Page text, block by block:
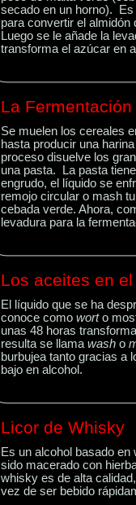
secado en un horno).
para convertir el
Luego se le añade la
transforma el azúcar en
La
Se muelen los cereales
hasta producir una
proceso disuelve los
una pasta. La pasta
engrudo, el líquido se
remojo circular o mash
cebada verde. Ahora,
levadura para la
Los aceites en
El líquido que se ha
conoce comoworto
unas 48 horas
resulta se llamawash o
burbujea tanto gracias
bajo en alcohol.
Licor de Whisky
Es unalcohol basado en
sido macerado con
whisky es de alta
vez de ser bebido